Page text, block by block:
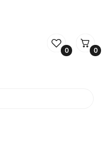
0 0